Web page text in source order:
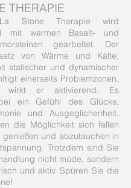
THERAPIE
Stone Therapie wird
mit warmen Basalt- und
gearbeitet. Der
von Wärme und Kälte,
statischer und dynamischer
einerseits Problemzonen,
wirkt er aktivierend. Es
ein Gefühl des Glücks,
und Ausgeglichenheit.
die Möglichkeit sich fallen
genießen und abzutauchen in
Trotzdem sind Sie
nicht müde, sondern
und aktiv. Spüren Sie die